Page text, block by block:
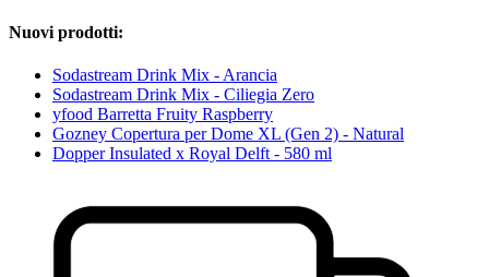
Nuovi prodotti:
Sodastream Drink Mix - Arancia
Sodastream Drink Mix - Ciliegia Zero
yfood Barretta Fruity Raspberry
Gozney Copertura per Dome XL (Gen 2) - Natural
Dopper Insulated x Royal Delft - 580 ml